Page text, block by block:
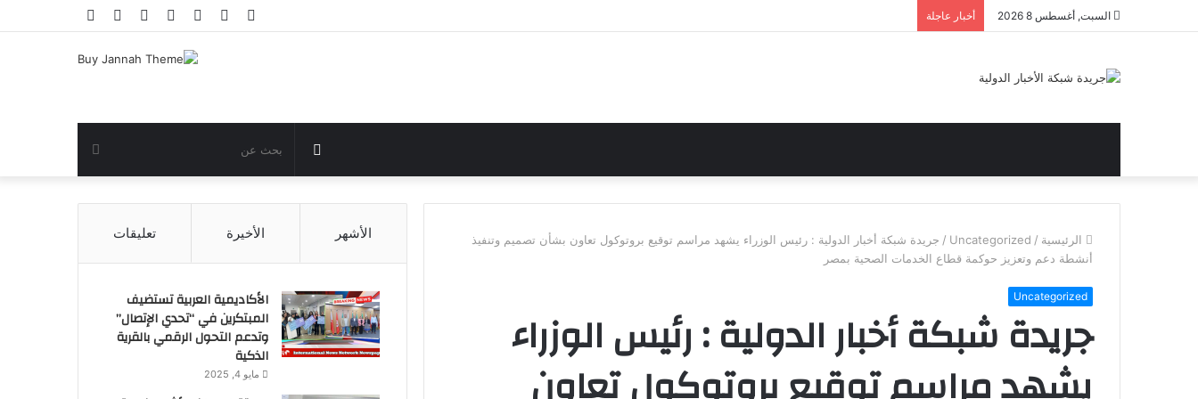
السبت, أغسطس 8 2026 أخبار عاجلة
مقال تسجيل
انستقرام يوتيوب تويترفيسبوك
عن عشوائي
الرئيسية /
Uncategorized
/ جريدة شبكة أخبار الدولية : رئيس الوزراء يشهد مراسم توقيع بروتوكول تعاون بشأن تصميم وتنفيذ
أنشطة دعم وتعزيز حوكمة قطاع الخدمات الصحية بمصر
Uncategorized
جريدة شبكة أخبار الدولية : رئيس الوزراء
الأشهر الأخيرة تعليقات
الأكاديمية العربية تستضيف
المبتكرين في “تحدي الإتصال”
وتدعم التحول الرقمي بالقرية
الذكية
مايو 4, 2025